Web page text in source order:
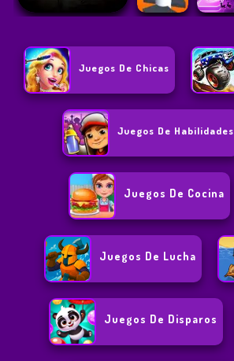
Juegos De Chicas
Juegos De Habilidades
Juegos De Cocina
Juegos De Lucha
Juegos De Disparos